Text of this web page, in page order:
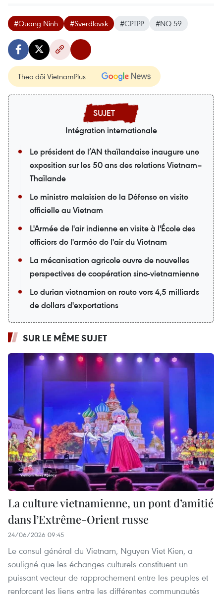
#Quang Ninh #Sverdlovsk #CPTPP #NQ 59
Theo dõi VietnamPlus
Intégration internationale
Le président de l’AN thaïlandaise inaugure une
exposition sur les 50 ans des relations Vietnam–
Thaïlande
Le ministre malaisien de la Défense en visite
officielle au Vietnam
L'Armée de l'air indienne en visite à l'École des
officiers de l'armée de l'air du Vietnam
La mécanisation agricole ouvre de nouvelles
perspectives de coopération sino-vietnamienne
Le durian vietnamien en route vers 4,5 milliards
de dollars d'exportations
SUR LE MÊME SUJET
La culture vietnamienne, un pont d’amitié
dans l’Extrême-Orient russe
24/06/2026 09:45
Le consul général du Vietnam, Nguyen Viet Kien, a
souligné que les échanges culturels constituent un
puissant vecteur de rapprochement entre les peuples et
renforcent les liens entre les différentes communautés